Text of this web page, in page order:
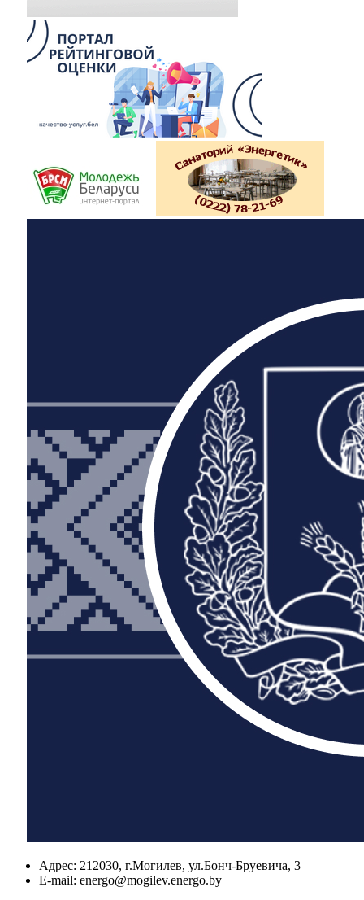
Адрес: 212030, г.Могилев, ул.Бонч-Бруевича, 3
E-mail: energo@mogilev.energo.by